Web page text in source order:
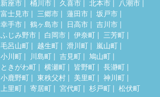
新座市
桶川市 久喜市 北本市
八潮市
富士見市
三郷市 蓮田市
坂戸市
幸手市
鶴ヶ島市 日高市
吉川市
ふじみ野市
白岡市 伊奈町
三芳町
毛呂山町
越生町 滑川町
嵐山町
小川町
川島町 吉見町
鳩山町
ときがわ町
横瀬町 皆野町
長瀞町
小鹿野町
東秩父村 美里町
神川町
上里町
寄居町 宮代町 杉戸町 松伏町